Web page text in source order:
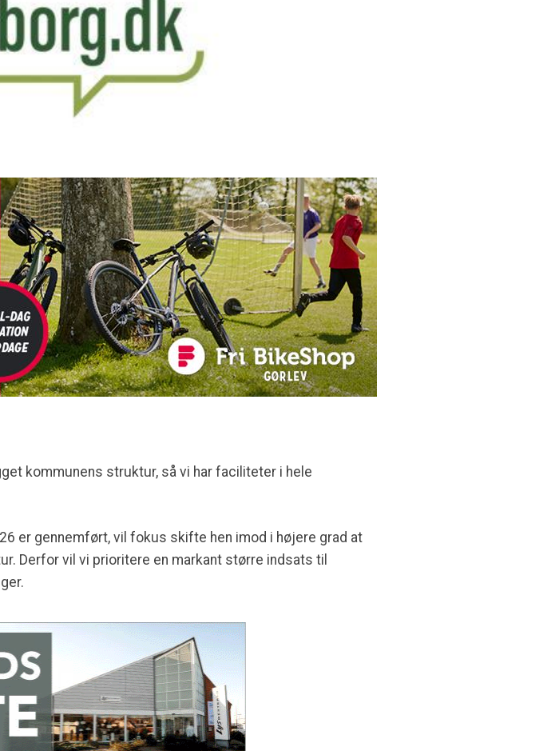
kommunens struktur, så vi har faciliteter i hele
er gennemført, vil fokus skifte hen imod i højere grad at
Derfor vil vi prioritere en markant større indsats til